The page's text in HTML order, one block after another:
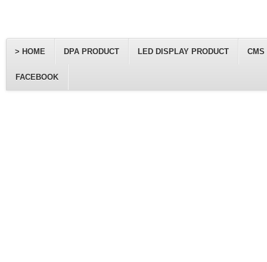
> HOME DPA PRODUCT LED DISPLAY PRODUCT CMS
FACEBOOK